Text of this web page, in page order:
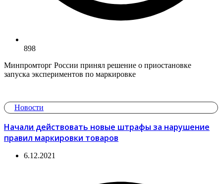
898
Минпромторг России принял решение о приостановке
запуска экспериментов по маркировке
Новости
Начали действовать новые штрафы за нарушение
правил маркировки товаров
6.12.2021